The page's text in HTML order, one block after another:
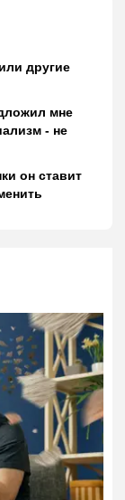
другие
мне
- не
он ставит